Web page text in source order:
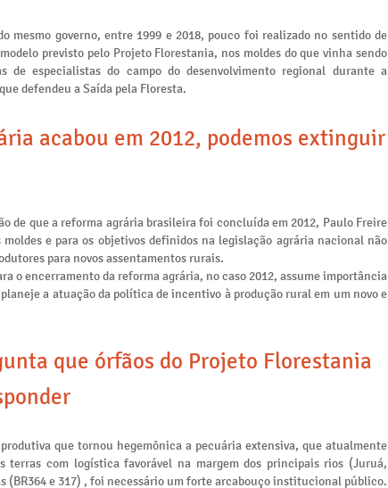
mesmo governo, entre 1999 e 2018, pouco foi realizado no sentido de
previsto pelo Projeto Florestania, nos moldes do que vinha sendo
de especialistas do campo do desenvolvimento regional durante a
defendeu a Saída pela Floresta.
acabou em 2012, podemos extinguir
de que a reforma agrária brasileira foi concluída em 2012, Paulo Freire
e para os objetivos definidos na legislação agrária nacional não
para novos assentamentos rurais.
o encerramento da reforma agrária, no caso 2012, assume importância
a atuação da política de incentivo à produção rural em um novo e
que órfãos do Projeto Florestania
produtiva que tornou hegemônica a pecuária extensiva, que atualmente
terras com logística favorável na margem dos principais rios (Juruá,
(BR364 e 317) , foi necessário um forte arcabouço institucional público.